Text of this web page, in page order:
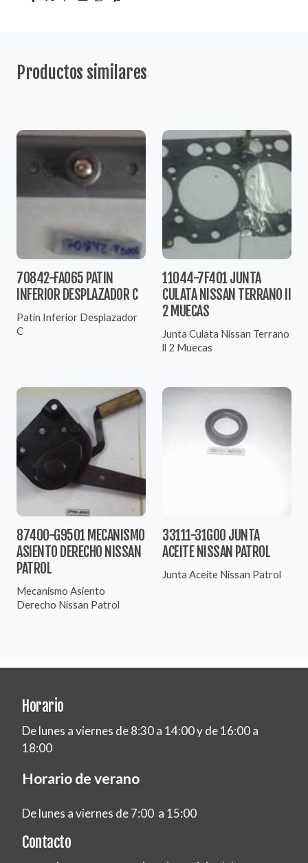
Productos similares
70842-FA065 PATIN
INFERIOR DESPLAZADOR C
Patin Inferior Desplazador
C
11044-7F401 JUNTA
CULATA NISSAN TERRANO II
2 MUECAS
Junta Culata Nissan Terrano
ll 2 Muecas
87400-G9501 MECANISMO
ASIENTO DERECHO NISSAN
PATROL
Mecanismo Asiento
Derecho Nissan Patrol
33111-31G00 JUNTA
ACEITE NISSAN PATROL
Junta Aceite Nissan Patrol
Horario
De lunes a viernes de 8:30 a 14:00 y de 16:00 a
18:00
Horario de verano
De lunes a viernes de 7:00 a 15:00
Contacto